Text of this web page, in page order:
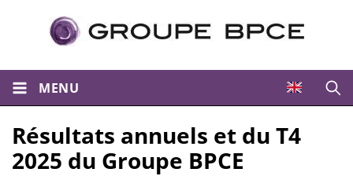
MENU
Résultats annuels et du T4
2025 du Groupe BPCE